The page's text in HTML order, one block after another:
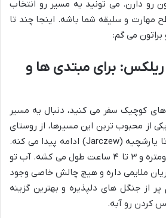
رو دارن. می تونید یه مسیر رو انتخاب
مهارت و سلیقه شما باشه. اینجا چند تا
می گم:
برای مبتدی ها و
های کوچیک سفر می کنید، دنبال یه مسیر
از محبوب ترین این مسیرها، از روستای
کروتینیا شروع می شه و تا یارشچیه (Jarczew) ادامه پیدا می کنه.
این مسیر حدود ۱۰-۱۵ کیلومتره و ۳ تا ۴ ساعت طول می کشه. آب تو
ملایمی داره و هیچ چالش خاصی وجود
از جنگل های دلپذیره و بهترین گزینه
کردن رو آبه.